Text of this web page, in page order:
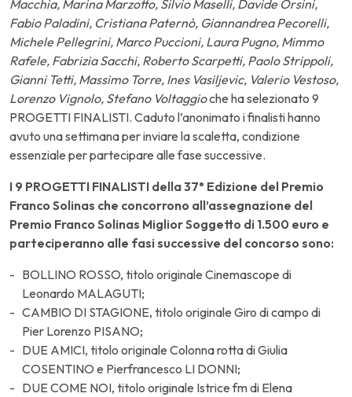
Macchia, Marina Marzotto, Silvio Maselli, Davide Orsini,
Fabio Paladini, Cristiana Paternò, Giannandrea Pecorelli,
Michele Pellegrini, Marco Puccioni, Laura Pugno, Mimmo
Rafele, Fabrizia Sacchi, Roberto Scarpetti, Paolo Strippoli,
Gianni Tetti, Massimo Torre, Ines Vasiljevic, Valerio Vestoso,
Lorenzo Vignolo, Stefano Voltaggioche ha selezionato 9
PROGETTI FINALISTI. Caduto l’anonimato i finalisti hanno
avuto una settimana per inviare la scaletta, condizione
essenziale per partecipare alle fase successive.
I 9 PROGETTI FINALISTI della 37° Edizione del Premio
Franco Solinas che concorrono all’assegnazione del
Premio Franco Solinas Miglior Soggetto di 1.500 euro e
parteciperanno alle fasi successive del concorso sono:
BOLLINO ROSSO, titolo originale Cinemascope di
Leonardo MALAGUTI;
CAMBIO DI STAGIONE, titolo originale Giro di campo di
Pier Lorenzo PISANO;
DUE AMICI, titolo originale Colonna rotta di Giulia
COSENTINO e Pierfrancesco LI DONNI;
DUE COME NOI, titolo originale Istrice fm di Elena